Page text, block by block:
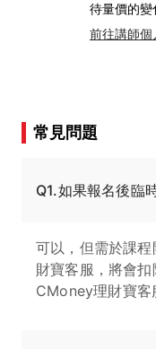
待量價的變
前往講師個
常見問題
Q1.如果報名後臨
可以，但需於課
財寶客服，將會扣
CMoney理財寶客